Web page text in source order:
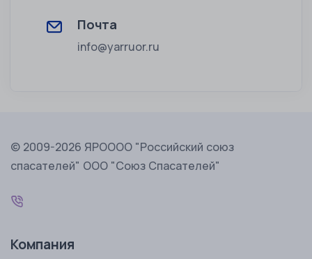
Почта
info@yarruor.ru
© 2009-2026 ЯРОООО "Российский союз
спасателей" ООО "Союз Спасателей"
Компания